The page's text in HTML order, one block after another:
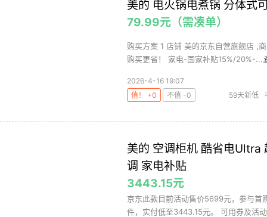
美的 电火锅电煮锅 分体式
79.99元（需凑单）
购买方案 1 店铺 美的京东自营旗舰店 ,
购买更省！ 家电-国家补贴15%/20%-...
2026-4-16 19:07
值！ +0
不值 -0 59天新低
美的 空调柜机 酷省电Ultra
调 家电补贴
3443.15元
京东此款目前活动售价5699元，参与首
件，实付低至3443.15元。 可用券及活